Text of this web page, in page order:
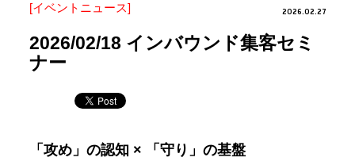
[イベントニュース] 2026.02.27
2026/02/18 インバウンド集客セミ
ナー
「攻め」の認知 × 「守り」の基盤